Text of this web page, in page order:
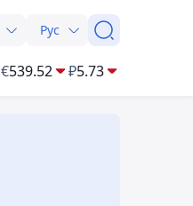
Рус
€539.52 ₽5.73